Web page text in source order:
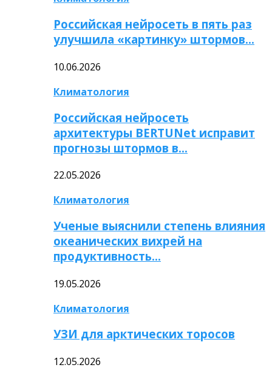
Российская нейросеть в пять раз
улучшила «картинку» штормов…
10.06.2026
Климатология
Российская нейросеть
архитектуры BERTUNet исправит
прогнозы штормов в…
22.05.2026
Климатология
Ученые выяснили степень влияния
океанических вихрей на
продуктивность…
19.05.2026
Климатология
УЗИ для арктических торосов
12.05.2026